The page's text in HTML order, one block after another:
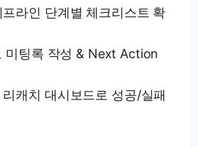
라인 단계별 체크리스트 확
미팅록 작성 & Next Action
캐치 대시보드로 성공/실패